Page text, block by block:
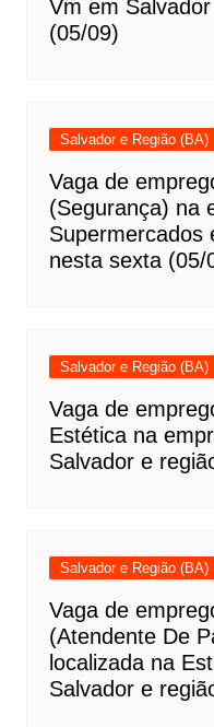
Vm em
(05/09)
Salvador e Região (BA)
Vaga de
(Segurança) na
Supermercados
nesta sexta (05/
Salvador e Região (BA)
Vaga de
Estética na
Salvador e
Salvador e Região (BA)
Vaga de
(Atendente De
localizada na
Salvador e